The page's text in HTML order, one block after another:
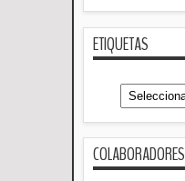
ETIQUETAS
COLABORADORES